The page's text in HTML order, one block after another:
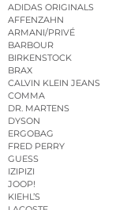
ADIDAS ORIGINALS
AFFENZAHN
ARMANI/PRIVÉ
BARBOUR
BIRKENSTOCK
BRAX
CALVIN KLEIN JEANS
COMMA
DR. MARTENS
DYSON
ERGOBAG
FRED PERRY
GUESS
IZIPIZI
JOOP!
KIEHL’S